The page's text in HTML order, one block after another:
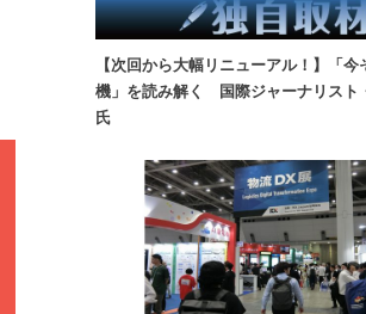
【次回から大幅リニューアル！】「今
機」を読み解く 国際ジャーナリスト
氏